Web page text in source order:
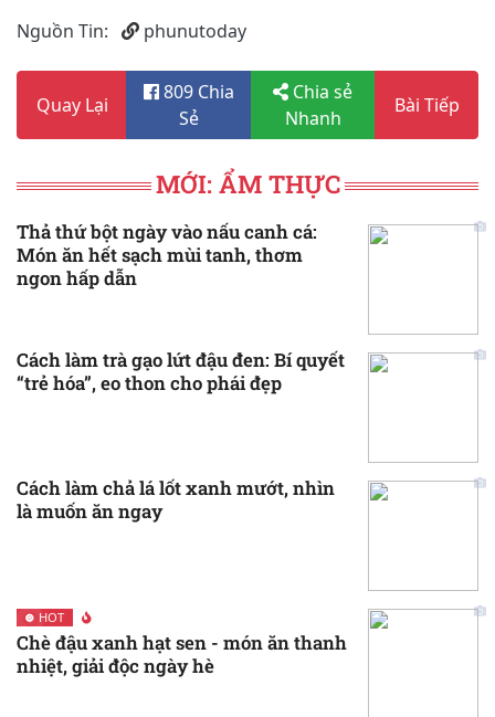
Nguồn Tin: phunutoday
Quay Lại
809 Chia
Sẻ
Chia sẻ
Nhanh
Bài Tiếp
MỚI: ẨM THỰC
Thả thứ bột ngày vào nấu canh cá:
Món ăn hết sạch mùi tanh, thơm
ngon hấp dẫn
Cách làm trà gạo lứt đậu đen: Bí quyết
“trẻ hóa”, eo thon cho phái đẹp
Cách làm chả lá lốt xanh mướt, nhìn
là muốn ăn ngay
HOT
Chè đậu xanh hạt sen - món ăn thanh
nhiệt, giải độc ngày hè